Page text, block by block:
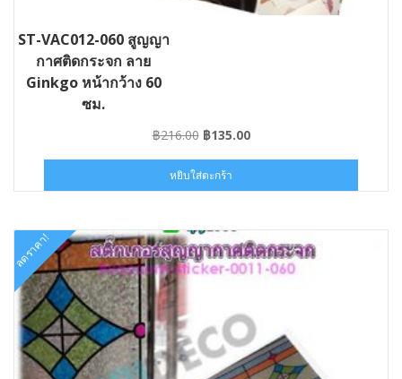
ST-VAC012-060 สูญญา
กาศติดกระจก ลาย
Ginkgo หน้ากว้าง 60
ซม.
฿216.00 Original
was:
฿216.00.
฿135.00Current
฿135.00.
หยิบใส่ตะกร้า
ลดราคา!